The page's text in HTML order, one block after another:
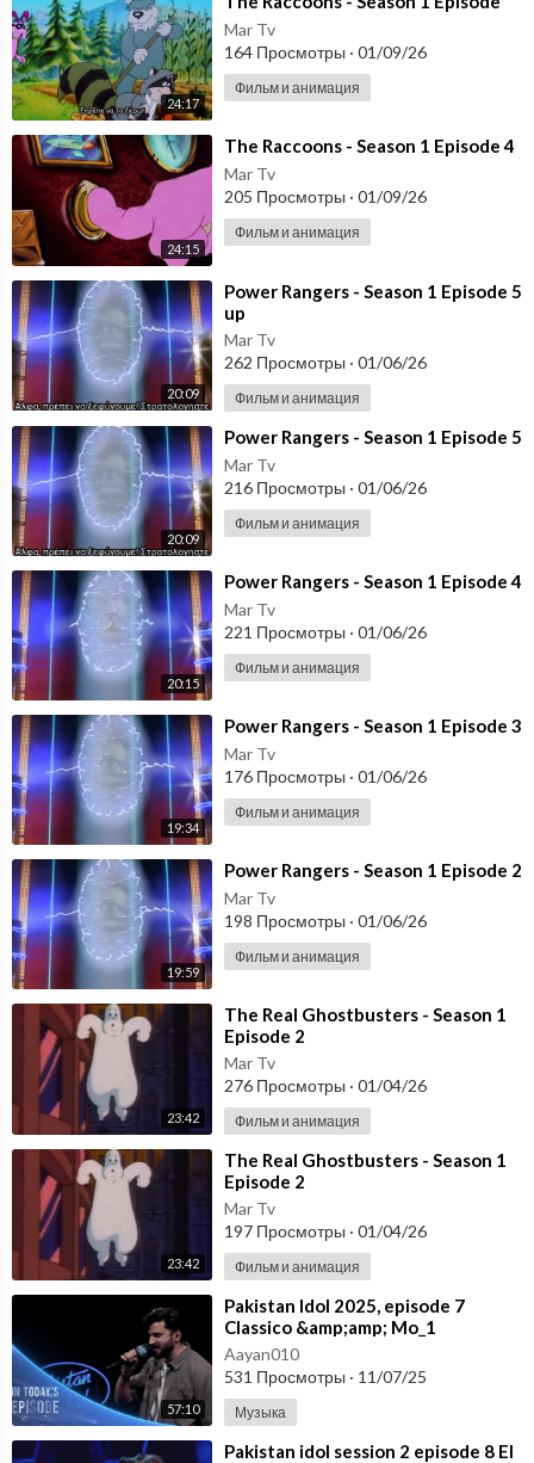
24:17
Mar Tv
164 Просмотры · 01/09/26
Фильм и анимация
24:15
⁣The Raccoons - Season 1 Episode 4
Mar Tv
205 Просмотры · 01/09/26
Фильм и анимация
20:09
⁣Power Rangers - Season 1 Episode 5
up
Mar Tv
262 Просмотры · 01/06/26
Фильм и анимация
20:09
⁣Power Rangers - Season 1 Episode 5
Mar Tv
216 Просмотры · 01/06/26
Фильм и анимация
20:15
⁣Power Rangers - Season 1 Episode 4
Mar Tv
221 Просмотры · 01/06/26
Фильм и анимация
19:34
⁣Power Rangers - Season 1 Episode 3
Mar Tv
176 Просмотры · 01/06/26
Фильм и анимация
19:59
⁣Power Rangers - Season 1 Episode 2
Mar Tv
198 Просмотры · 01/06/26
Фильм и анимация
23:42
⁣The Real Ghostbusters - Season 1
Episode 2
Mar Tv
276 Просмотры · 01/04/26
Фильм и анимация
23:42
⁣The Real Ghostbusters - Season 1
Episode 2
Mar Tv
197 Просмотры · 01/04/26
Фильм и анимация
57:10
⁣Pakistan Idol 2025, episode 7
Classico &amp;amp; Mo_1
Aayan010
531 Просмотры · 11/07/25
Музыка
⁣Pakistan idol session 2 episode 8 El